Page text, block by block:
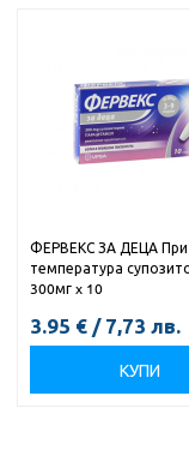
ФЕРВЕКС ЗА ДЕЦА При
температура
300мг x 10
3.95 € / 7,73 лв.
КУПИ